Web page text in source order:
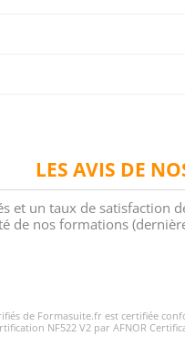
LES AVIS DE
et un taux de satisfaction
de nos formations
de Formasuite.fr est certifiée
NF522 V2 par AFNOR